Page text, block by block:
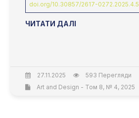
doi.org/10.30857/2617-0272.2025.4.5
ЧИТАТИ ДАЛІ
27.11.2025
593 Перегляди
Art and Design - Том 8, № 4, 2025